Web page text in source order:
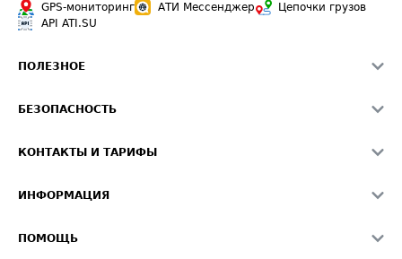
GPS-мониторинг
АТИ Мессенджер
Цепочки грузов
API ATI.SU
ПОЛЕЗНОЕ
Звезды ATI.SU на вашем сайте
Средние ставки
БЕЗОПАСНОСТЬ
Светофор+
О формировании Паспорта
КОНТАКТЫ И ТАРИФЫ
Реклама на сайте
ИНФОРМАЦИЯ
ПОМОЩЬ